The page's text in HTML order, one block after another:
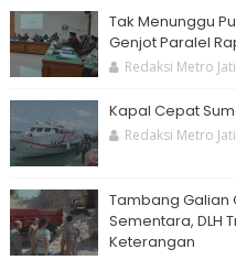
Tak Menunggu
Genjot Paralel
Redaksi Metro
Kapal Cepat
Redaksi Metro
Tambang Galian
Sementara, DLH
Keterangan